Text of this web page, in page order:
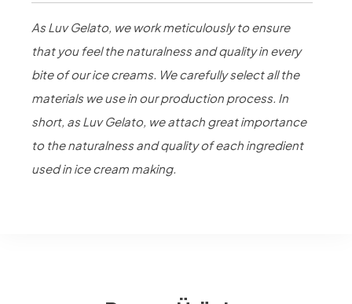
As Luv Gelato, we work meticulously to ensure
that you feel the naturalness and quality in every
bite of our ice creams. We carefully select all the
materials we use in our production process. In
short, as Luv Gelato, we attach great importance
to the naturalness and quality of each ingredient
used in ice cream making.